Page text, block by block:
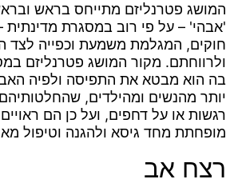
המושג פטרנליזם מתייחס בראש
'אבהי' – על פי רוב במסגרת
חוקים, המגלמת משמעת וכפייה לצד
ולרווחתם. מקור המושג פטרנליזם
יותר מהנשים ומהילדים,
רגשות או על דחפים, ועל כן הם ראויים
מופחתת מחד גיסא ולהגנה וטיפול
רצח אב